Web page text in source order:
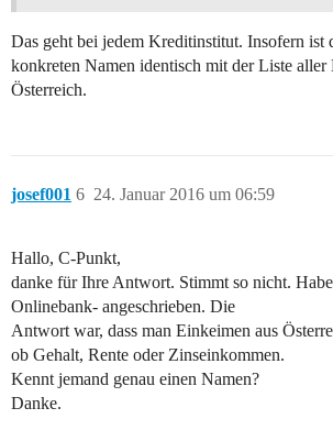
Das geht bei jedem Kreditinstitut. Insofern ist
konkreten Namen identisch mit der Liste
Österreich.
josef001 24. Januar 2016 um 06:59
6
Hallo, C-Punkt,
danke für Ihre Antwort. Stimmt so nicht.
Onlinebank- angeschrieben. Die
Antwort war, dass man Einkeimen aus
ob Gehalt, Rente oder Zinseinkommen.
Kennt jemand genau einen Namen?
Danke.